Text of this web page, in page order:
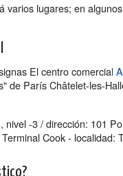
varios lugares; en
El centro comercial
de París Châtelet-les-
nivel -3 / dirección: 101
Cook - localidad: